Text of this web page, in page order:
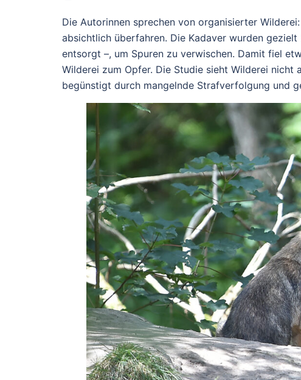
Die Autorinnen sprechen von organisierter
absichtlich überfahren. Die Kadaver wurden
entsorgt –, um Spuren zu verwischen. Damit fiel
Wilderei zum Opfer. Die Studie sieht Wilderei nicht
begünstigt durch mangelnde Strafverfolgung und